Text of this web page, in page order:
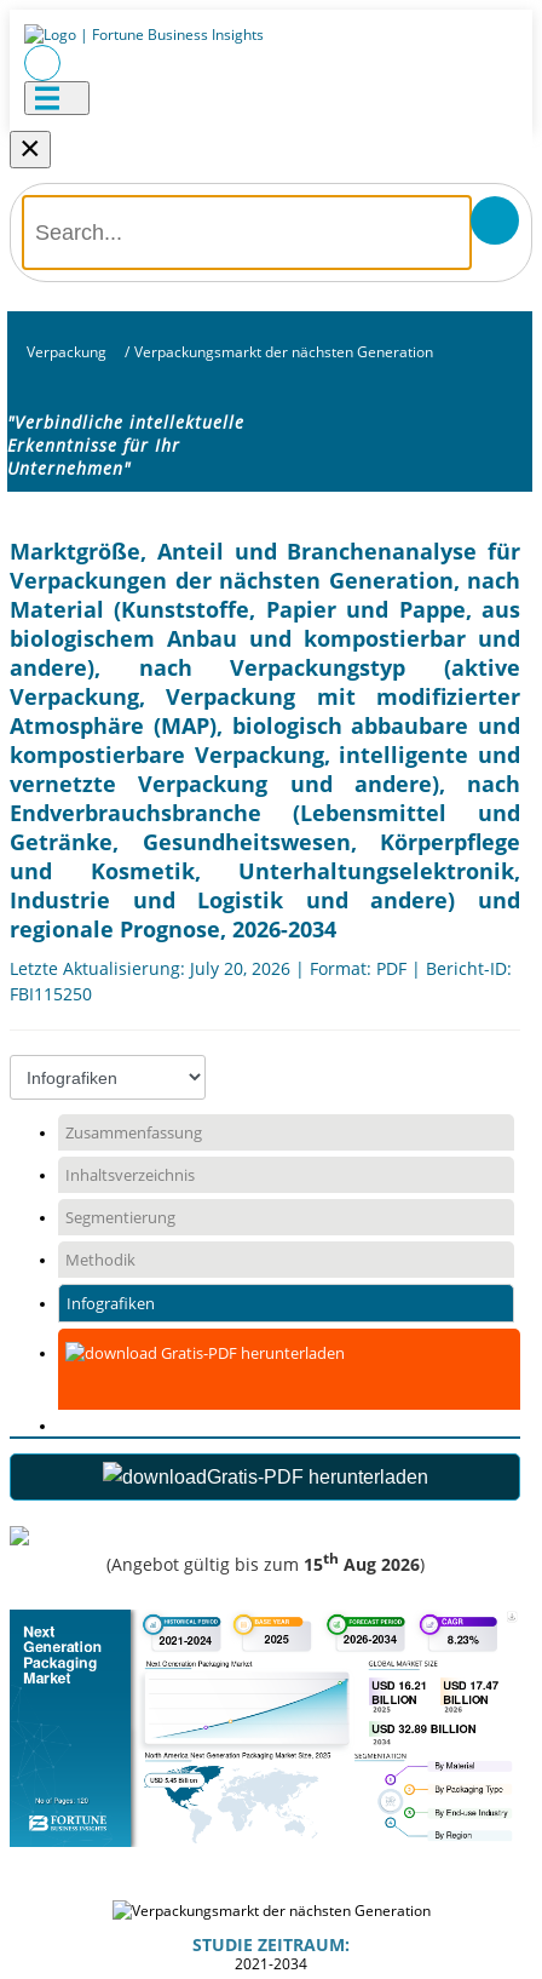
×
Verpackung / Verpackungsmarkt der nächsten Generation
"Verbindliche intellektuelle
Erkenntnisse für Ihr
Unternehmen"
Marktgröße, Anteil und Branchenanalyse für
Verpackungen der nächsten Generation, nach
Material (Kunststoffe, Papier und Pappe, aus
biologischem Anbau und kompostierbar und
andere), nach Verpackungstyp (aktive
Verpackung, Verpackung mit modifizierter
Atmosphäre (MAP), biologisch abbaubare und
kompostierbare Verpackung, intelligente und
vernetzte Verpackung und andere), nach
Endverbrauchsbranche (Lebensmittel und
Getränke, Gesundheitswesen, Körperpflege
und Kosmetik, Unterhaltungselektronik,
Industrie und Logistik und andere) und
regionale Prognose, 2026-2034
Letzte Aktualisierung: July 20, 2026 | Format: PDF | Bericht-ID:
FBI115250
Zusammenfassung
Inhaltsverzeichnis
Segmentierung
Methodik
Infografiken
Gratis-PDF herunterladen
Gratis-PDF herunterladen
(Angebot gültig bis zum 15th Aug 2026)
STUDIE ZEITRAUM:
2021-2034